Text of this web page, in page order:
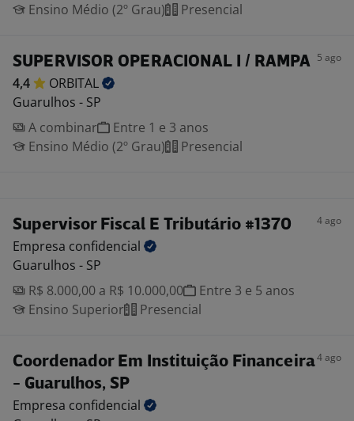
Ensino Médio (2º Grau)
Presencial
SUPERVISOR OPERACIONAL I / RAMPA 5 ago
4,4
ORBITAL
Guarulhos - SP
A combinar
Entre 1 e 3 anos
Ensino Médio (2º Grau)
Presencial
Supervisor Fiscal E Tributário #1370 4 ago
Empresa confidencial
Guarulhos - SP
R$ 8.000,00 a R$ 10.000,00
Entre 3 e 5 anos
Ensino Superior
Presencial
Coordenador Em Instituição Financeira
- Guarulhos, SP
4 ago
Empresa confidencial